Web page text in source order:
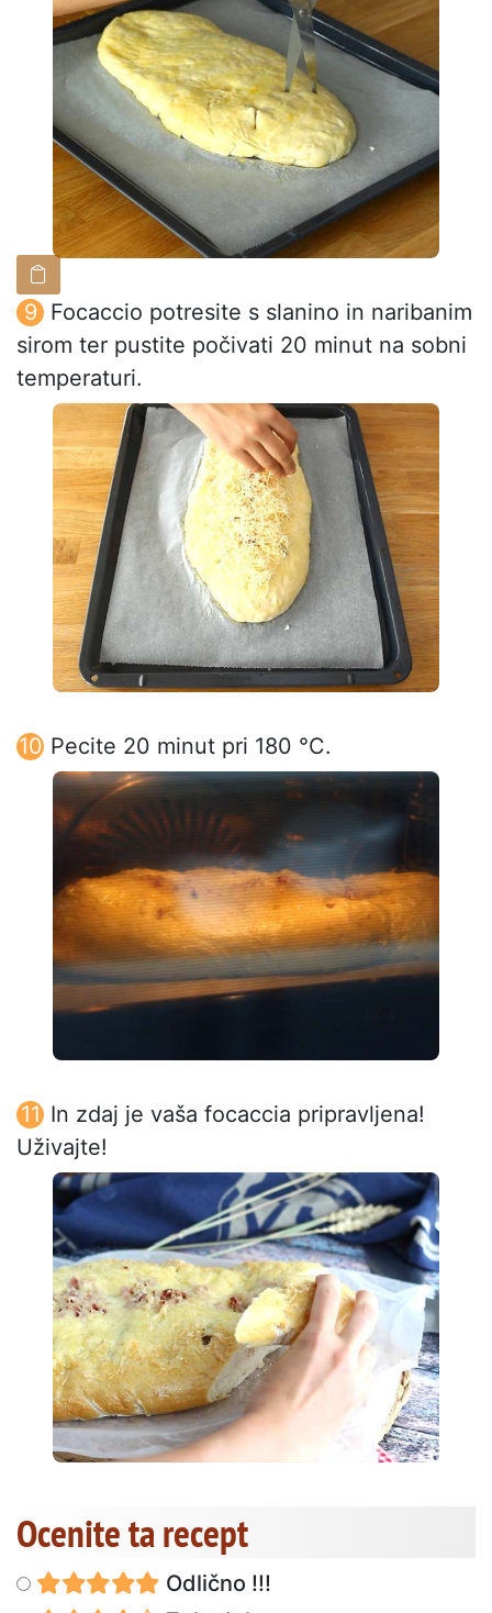
Focaccio potresite s slanino in naribanim
sirom ter pustite počivati 20 minut na sobni
temperaturi.
Pecite 20 minut pri 180 °C.
In zdaj je vaša focaccia pripravljena!
Uživajte!
Ocenite ta recept
Odlično !!!